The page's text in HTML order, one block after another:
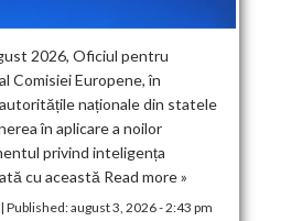
2026, Oficiul pentru
Comisiei Europene, în
naționale din statele
în aplicare a noilor
privind inteligența
cu această Read more »
Published:august 3, 2026 - 2:43 pm